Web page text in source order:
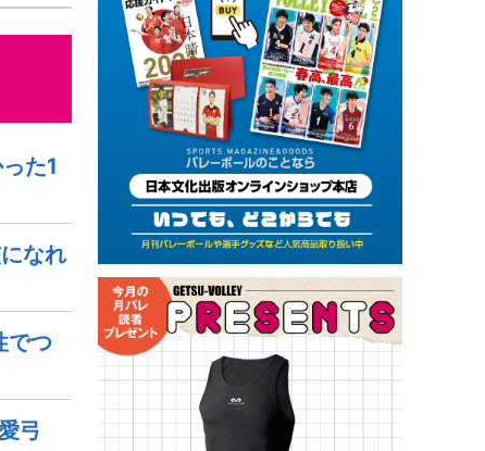
た1
なれ
でつ
弓